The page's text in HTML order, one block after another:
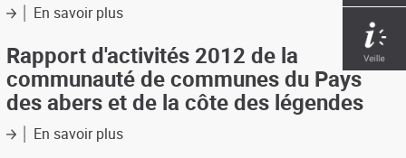
En savoir plussur
d'activité
2015
de
la
de
Rapport d'activités 2012 de la
communauté de communes du Pays
des abers et de la côte des légendes
En savoir plussur